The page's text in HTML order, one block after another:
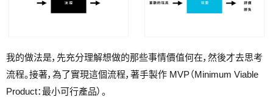
我的做法是，先充分理解想做的那些事情價值何在，然後才去思考
流程。接著，為了實現這個流程，著手製作 MVP（Minimum Viable
Product：最小可行產品）。